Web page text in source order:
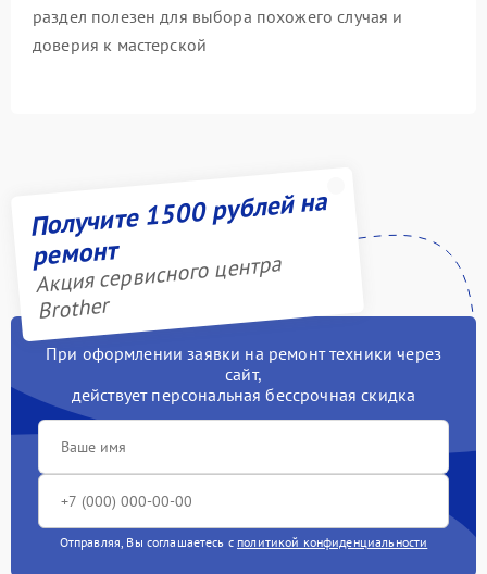
раздел полезен для выбора похожего случая и
доверия к мастерской
Получите 1500 рублей на
ремонт
Акция сервисного центра
Brother
При оформлении заявки на ремонт техники через
сайт,
действует персональная бессрочная скидка
Отправляя, Вы соглашаетесь с политикой конфиденциальности